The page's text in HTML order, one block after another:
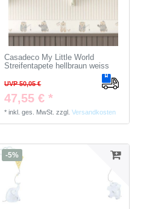
Casadeco My Little World
Streifentapete hellbraun weiss
UVP 50,05 €
47,55 € *
*inkl. ges. MwSt. zzgl.Versandkosten
-5%